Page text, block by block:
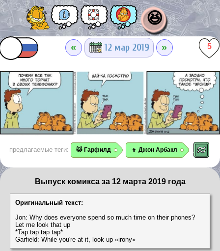
😆
« 12 мар 2019 » 5
предлагаемые теги: 🐱 Гарфилд 👦 Джон Арбакл
Выпуск комикса за 12 марта 2019 года
Оригинальный текст:
Jon: Why does everyone spend so much time on their phones?
Let me look that up
*Tap tap tap tap*
Garfield: While you're at it, look up «irony»